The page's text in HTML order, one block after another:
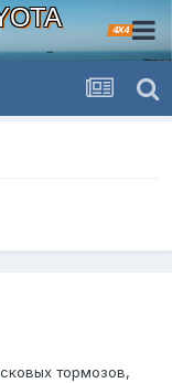
4X4
тормозов,